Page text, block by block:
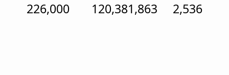
226,000 120,381,863 2,536